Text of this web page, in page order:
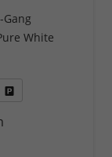
Gang
White